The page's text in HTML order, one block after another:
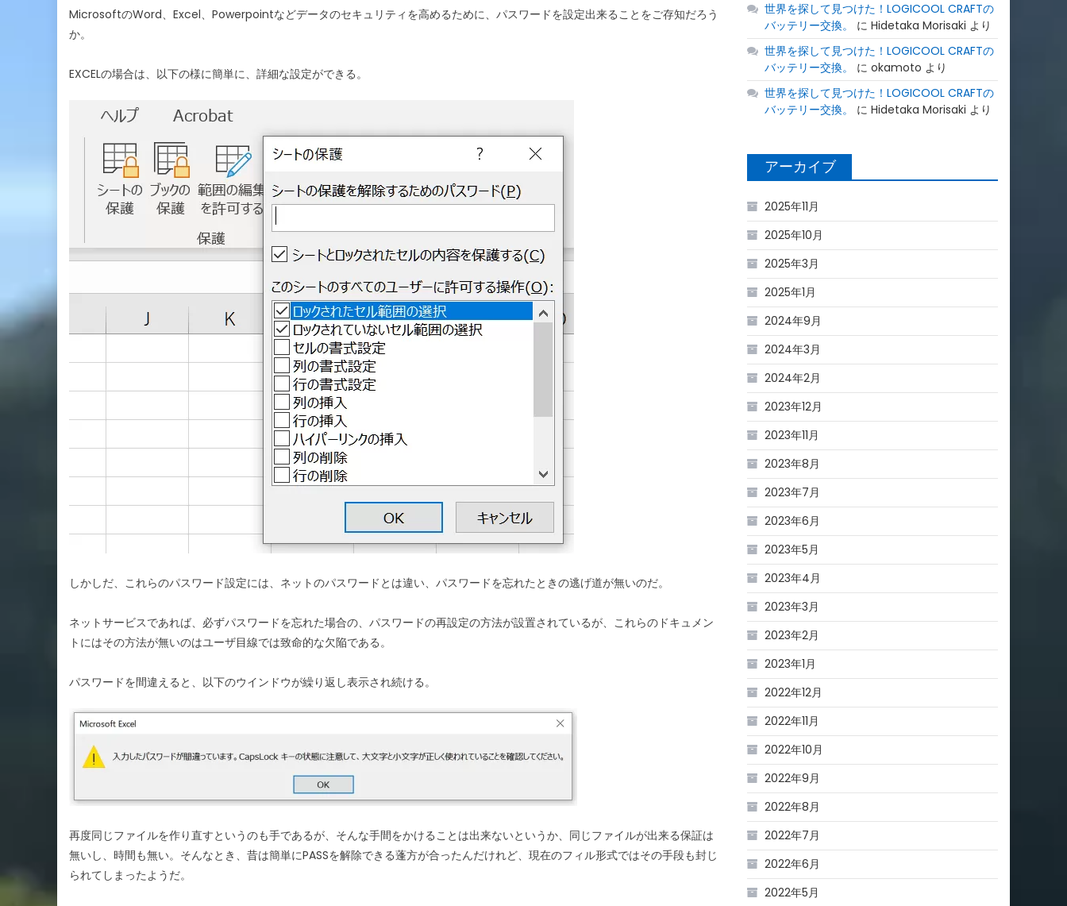
MicrosoftのWord、Excel、Powerpointなどデータのセキュリティを高めるために、パスワードを設定出来ることをご存知だろう
か。
EXCELの場合は、以下の様に簡単に、詳細な設定ができる。
しかしだ、これらのパスワード設定には、ネットのパスワードとは違い、パスワードを忘れたときの逃げ道が無いのだ。
ネットサービスであれば、必ずパスワードを忘れた場合の、パスワードの再設定の方法が設置されているが、これらのドキュメン
トにはその方法が無いのはユーザ目線では致命的な欠陥である。
パスワードを間違えると、以下のウインドウが繰り返し表示され続ける。
再度同じファイルを作り直すというのも手であるが、そんな手間をかけることは出来ないというか、同じファイルが出来る保証は
無いし、時間も無い。そんなとき、昔は簡単にPASSを解除できる蓬方が合ったんだけれど、現在のフィル形式ではその手段も封じ
られてしまったようだ。
世界を探して見つけた！LOGICOOL CRAFTの
バッテリー交換。
にHidetaka Morisaki より
世界を探して見つけた！LOGICOOL CRAFTの
バッテリー交換。
にokamoto より
世界を探して見つけた！LOGICOOL CRAFTの
バッテリー交換。
にHidetaka Morisaki より
アーカイブ
2025年11月
2025年10月
2025年3月
2025年1月
2024年9月
2024年3月
2024年2月
2023年12月
2023年11月
2023年8月
2023年7月
2023年6月
2023年5月
2023年4月
2023年3月
2023年2月
2023年1月
2022年12月
2022年11月
2022年10月
2022年9月
2022年8月
2022年7月
2022年6月
2022年5月